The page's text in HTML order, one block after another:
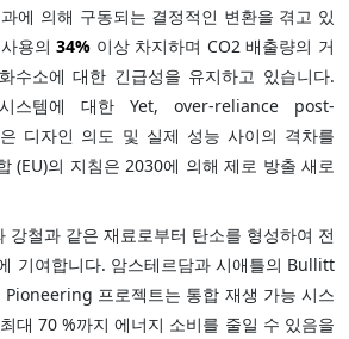
에 의해 구동되는 결정적인 변환을 겪고 있
사용의34% 이상 차지하며 CO2 배출량의 거
수소에 대한 긴급성을 유지하고 있습니다.
스템에 대한 Yet, over-reliance post-
디자인 의도 및 실제 성능 사이의 격차를
(EU)의 지침은 2030에 의해 제로 방출 새로
강철과 같은 재료로부터 탄소를 형성하여 전
기여합니다. 암스테르담과 시애틀의 Bullitt
프로젝트는 통합 재생 가능 시스
대 70 %까지 에너지 소비를 줄일 수 있음을